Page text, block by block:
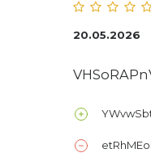
20.05.2026